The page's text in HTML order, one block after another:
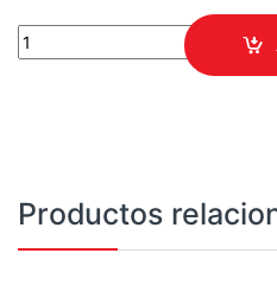
TINTA EPSON T40W1 NEGRO
Productos